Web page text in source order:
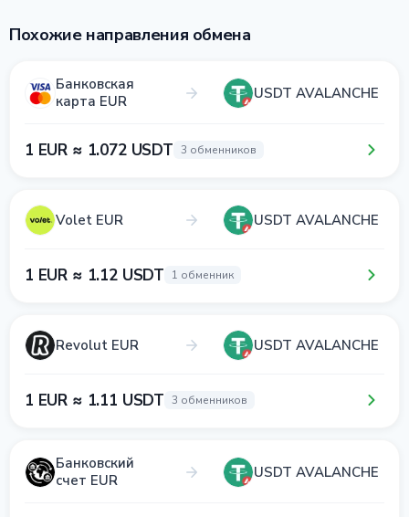
Похожие направления обмена
Банковская
карта EUR
USDT AVALANCHE
1 EUR ≈ 1.072 USDT 3 обменников
Volet EUR USDT AVALANCHE
1 EUR ≈ 1.12 USDT 1 обменник
Revolut EUR USDT AVALANCHE
1 EUR ≈ 1.11 USDT 3 обменников
Банковский
счет EUR
USDT AVALANCHE